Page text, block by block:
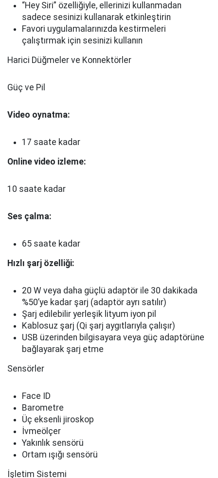
“Hey Siri” özelliğiyle, ellerinizi kullanmadan
sadece sesinizi kullanarak etkinleştirin
Favori uygulamalarınızda kestirmeleri
çalıştırmak için sesinizi kullanın
Harici Düğmeler ve Konnektörler
Güç ve Pil
Video oynatma:
17 saate kadar
Online video izleme:
10 saate kadar
Ses çalma:
65 saate kadar
Hızlı şarj özelliği:
20 W veya daha güçlü adaptör ile 30 dakikada
%50’ye kadar şarj (adaptör ayrı satılır)
Şarj edilebilir yerleşik lityum iyon pil
Kablosuz şarj (Qi şarj aygıtlarıyla çalışır)
USB üzerinden bilgisayara veya güç adaptörüne
bağlayarak şarj etme
Sensörler
Face ID
Barometre
Üç eksenli jiroskop
İvmeölçer
Yakınlık sensörü
Ortam ışığı sensörü
İşletim Sistemi